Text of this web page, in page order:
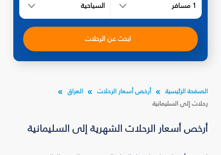
1 مسافر السياحية
ابحث عن الرحلات
الصفحة الرئيسية أرخص أسعار الرحلات
العراق
رحلات إلى السليمانية‎
أرخص أسعار الرحلات الشهرية إلى السليمانية‎